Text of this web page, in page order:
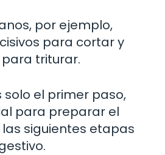
por ejemplo,
para cortar y
triturar.
solo el primer paso,
para preparar el
siguientes etapas